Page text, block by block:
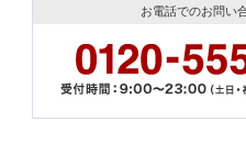
お電話でのお問い